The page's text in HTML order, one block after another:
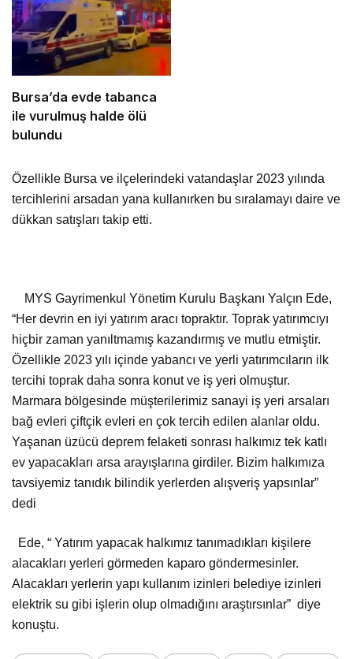
Bursa’da evde tabanca
ile vurulmuş halde ölü
bulundu
Özellikle Bursa ve ilçelerindeki vatandaşlar 2023 yılında
tercihlerini arsadan yana kullanırken bu sıralamayı daire ve
dükkan satışları takip etti.
MYS Gayrimenkul Yönetim Kurulu Başkanı Yalçın Ede,
“Her devrin en iyi yatırım aracı topraktır. Toprak yatırımcıyı
hiçbir zaman yanıltmamış kazandırmış ve mutlu etmiştir.
Özellikle 2023 yılı içinde yabancı ve yerli yatırımcıların ilk
tercihi toprak daha sonra konut ve iş yeri olmuştur.
Marmara bölgesinde müşterilerimiz sanayi iş yeri arsaları
bağ evleri çiftçik evleri en çok tercih edilen alanlar oldu.
Yaşanan üzücü deprem felaketi sonrası halkımız tek katlı
ev yapacakları arsa arayışlarına girdiler. Bizim halkımıza
tavsiyemiz tanıdık bilindik yerlerden alışveriş yapsınlar”
dedi
Ede, “ Yatırım yapacak halkımız tanımadıkları kişilere
alacakları yerleri görmeden kaparo göndermesinler.
Alacakları yerlerin yapı kullanım izinleri belediye izinleri
elektrik su gibi işlerin olup olmadığını araştırsınlar” diye
konuştu.